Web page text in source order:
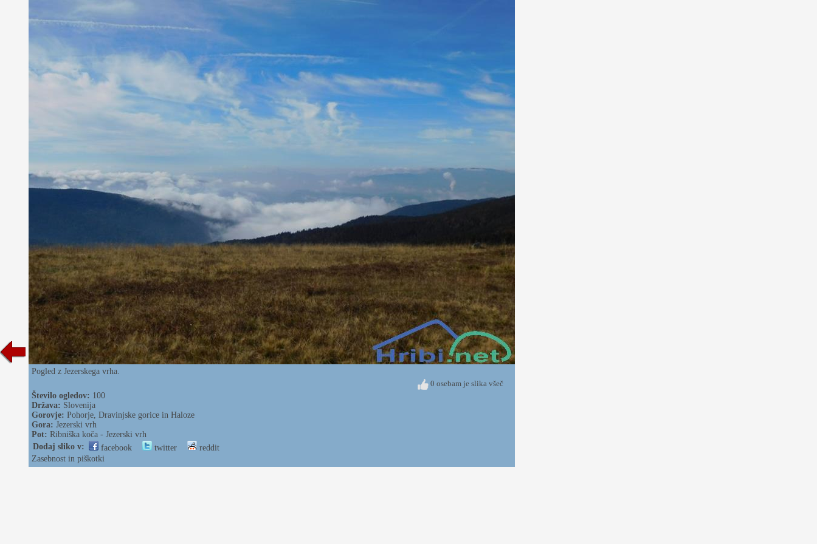
Pogled z Jezerskega vrha.
0 osebam je slika všeč
Število ogledov: 100
Država: Slovenija
Gorovje: Pohorje, Dravinjske gorice in Haloze
Gora: Jezerski vrh
Pot: Ribniška koča - Jezerski vrh
Dodaj sliko v:
facebook twitter
reddit
Zasebnost in piškotki